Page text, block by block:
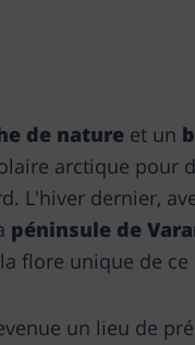
de nature et un
arctique pour
L'hiver dernier,
péninsule de
flore unique de ce
un lieu de